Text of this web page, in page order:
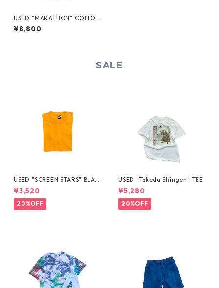
USED "MARATHON" COTTON
JACKET
¥8,800
SALE
USED "SCREEN STARS" BLAN
K TEE
¥3,520
20%OFF
USED "Takeda Shingen" TEE
¥5,280
20%OFF